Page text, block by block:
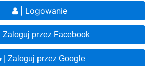
| Logowanie
| Zaloguj przez Facebook
| Zaloguj przez Google